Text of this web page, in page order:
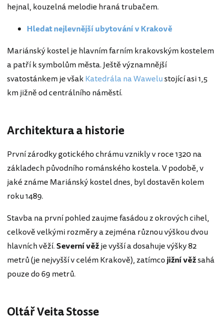
hejnal, kouzelná melodie hraná trubačem.
Hledat nejlevnější ubytování v Krakově
Mariánský kostel je hlavním farním krakovským kostelem
a patří k symbolům města. Ještě významnější
svatostánkem je všakKatedrála na Wawelustojící asi 1,5
km jižně od centrálního náměstí.
Architektura a historie
První zárodky gotického chrámu vznikly v roce 1320 na
základech původního románského kostela. V podobě, v
jaké známe Mariánský kostel dnes, byl dostavěn kolem
roku 1489.
Stavba na první pohled zaujme fasádou z okrových cihel,
celkově velkými rozměry a zejména různou výškou dvou
hlavních věží. Severní věžje vyšší a dosahuje výšky 82
metrů (je nejvyšší v celém Krakově), zatímcojižní věžsahá
pouze do 69 metrů.
Oltář Veita Stosse